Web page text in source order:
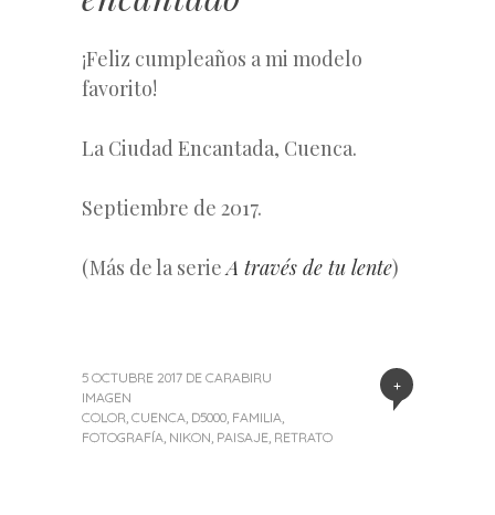
¡Feliz cumpleaños a mi modelo
favorito!
La Ciudad Encantada, Cuenca.
Septiembre de 2017.
(Más de la serieA través de tu lente)
+
5 OCTUBRE 2017 DE CARABIRU
IMAGEN
COLOR, CUENCA, D5000, FAMILIA,
FOTOGRAFÍA, NIKON, PAISAJE, RETRATO